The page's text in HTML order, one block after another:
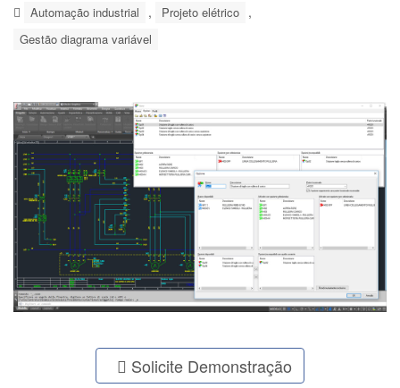
Automação industrial , Projeto elétrico ,
Gestão diagrama variável
Solicite Demonstração